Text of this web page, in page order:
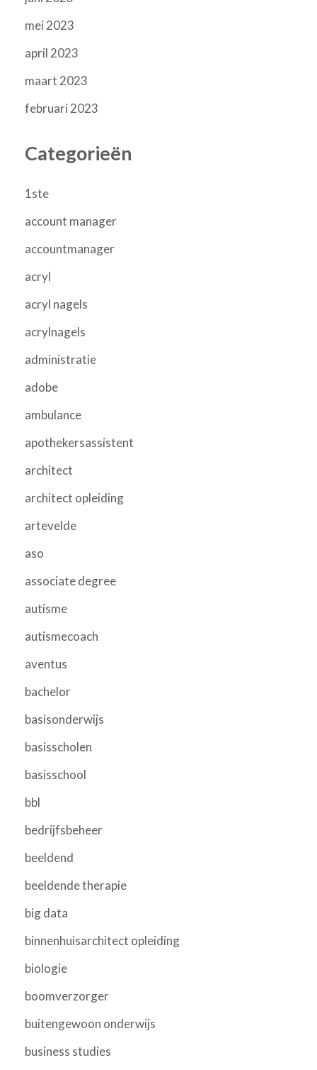
mei 2023
april 2023
maart 2023
februari 2023
Categorieën
1ste
account manager
accountmanager
acryl
acryl nagels
acrylnagels
administratie
adobe
ambulance
apothekersassistent
architect
architect opleiding
artevelde
aso
associate degree
autisme
autismecoach
aventus
bachelor
basisonderwijs
basisscholen
basisschool
bbl
bedrijfsbeheer
beeldend
beeldende therapie
big data
binnenhuisarchitect opleiding
biologie
boomverzorger
buitengewoon onderwijs
business studies